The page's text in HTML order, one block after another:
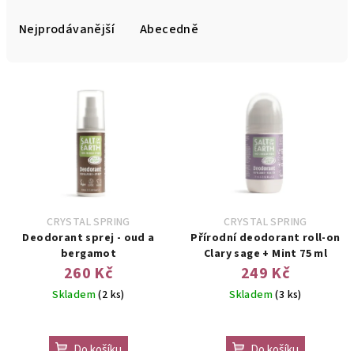
Nejprodávanější Abecedně
CRYSTAL SPRING
Deodorant sprej - oud a
bergamot
260 Kč
Skladem(2 ks)
CRYSTAL SPRING
Přírodní deodorant roll-on
Clary sage + Mint 75 ml
249 Kč
Skladem(3 ks)